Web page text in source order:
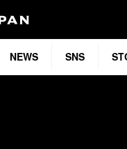
NEWS SNS